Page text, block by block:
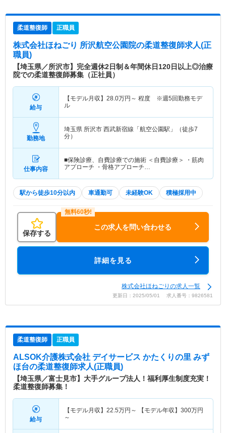
柔道整復師 正職員
株式会社ほねごり 所沢航空公園院の柔道整復師求人(正
職員)
【埼玉県／所沢市】完全週休2日制＆年間休日120日以上◎治療
院での柔道整復師募集（正社員）
給与
【モデル月収】 28.0万円～ 程度 ※週5回勤務モデ
ル
勤務地
埼玉県 所沢市 西武新宿線「航空公園駅」（徒歩7
分）
仕事内容
■保険診療、自費診療での施術 ＜自費診療＞ ・筋肉
アプローチ ・骨格アプローチ…
駅から徒歩10分以内 車通勤可 未経験OK 積極採用中
保存する
この求人を問い合わせる
詳細を見る
株式会社ほねごりの求人一覧
更新日：2025/05/01 求人番号：9826581
柔道整復師 正職員
ALSOK介護株式会社 デイサービス かたくりの里 みず
ほ台の柔道整復師求人(正職員)
【埼玉県／富士見市】大手グループ法人！福利厚生制度充実！
柔道整復師募集！
給与
【モデル月収】 22.5万円～ 【モデル年収】 300万円
～